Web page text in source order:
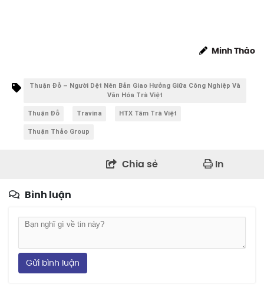
Minh Thảo
Thuận Đỗ – Người Dệt Nên Bản Giao Hưởng Giữa Công Nghiệp Và
Văn Hóa Trà Việt
Thuận Đỗ Travina HTX Tâm Trà Việt
Thuận Thảo Group
Chia sẻ In
Bình luận
Gửi bình luận